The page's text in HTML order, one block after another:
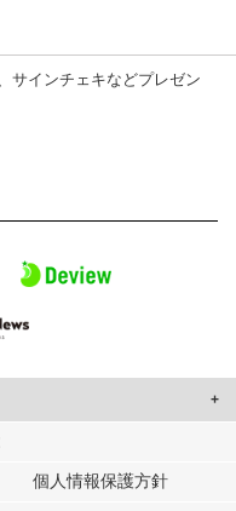
サインチェキなどプレゼン
に合わせたコンテンツや広告の
個人情報保護方針